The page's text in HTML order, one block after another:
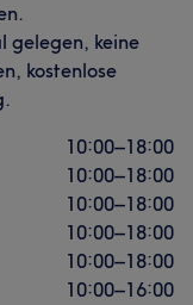
gelegen, keine
kostenlose
10:00–18:00
10:00–18:00
10:00–18:00
10:00–18:00
10:00–18:00
10:00–16:00